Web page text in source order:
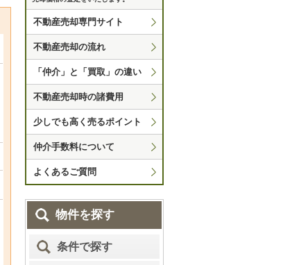
不動産売却専門サイト
不動産売却の流れ
「仲介」と「買取」の違い
不動産売却時の諸費用
少しでも高く売るポイント
仲介手数料について
よくあるご質問
物件を探す
条件で探す